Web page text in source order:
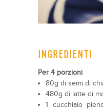
INGREDIENTI
Per 4 porzioni
80g di semi di
480g di latte di
1 cucchiaio